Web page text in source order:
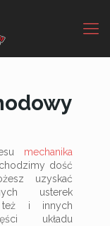
mechanika
dość
uzyskać
usterek
też i innych
układu